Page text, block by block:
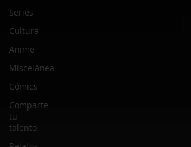
Series
Cultura
Anime
Miscelánea
Cómics
Comparte
tu
talento